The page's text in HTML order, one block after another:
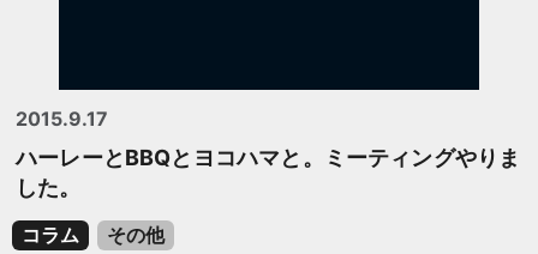
2015.9.17
ハーレーとBBQとヨコハマと。ミーティングやりま
した。
コラム その他